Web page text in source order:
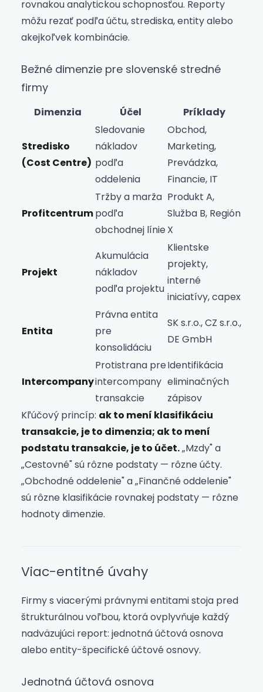
rovnakou analytickou schopnosťou. Reporty
môžu rezať podľa účtu, strediska, entity alebo
akejkoľvek kombinácie.
Bežné dimenzie pre slovenské stredné
firmy
Dimenzia Účel Príklady
Stredisko
(Cost Centre)
Sledovanie
nákladov
podľa
oddelenia
Obchod,
Marketing,
Prevádzka,
Financie, IT
Profitcentrum
Tržby a marža
podľa
obchodnej línie
Produkt A,
Služba B, Región
X
Projekt
Akumulácia
nákladov
podľa projektu
Klientske
projekty,
interné
iniciatívy, capex
Entita
Právna entita
pre
konsolidáciu
SK s.r.o., CZ s.r.o.,
DE GmbH
Intercompany
Protistrana pre
intercompany
transakcie
Identifikácia
eliminačných
zápisov
Kľúčový princíp: ak to mení klasifikáciu
transakcie, je to dimenzia; ak to mení
podstatu transakcie, je to účet.„Mzdy" a
„Cestovné" sú rôzne podstaty — rôzne účty.
„Obchodné oddelenie" a „Finančné oddelenie"
sú rôzne klasifikácie rovnakej podstaty — rôzne
hodnoty dimenzie.
Viac-entitné úvahy
Firmy s viacerými právnymi entitami stoja pred
štrukturálnou voľbou, ktorá ovplyvňuje každý
nadväzujúci report: jednotná účtová osnova
alebo entity-špecifické účtové osnovy.
Jednotná účtová osnova